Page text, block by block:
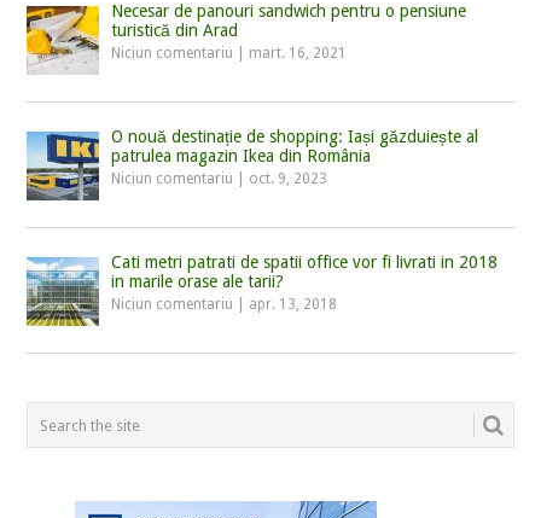
Necesar de panouri sandwich pentru o pensiune
turistică din Arad
Niciun comentariu mart. 16, 2021
O nouă destinație de shopping: Iași găzduiește al
patrulea magazin Ikea din România
Niciun comentariu oct. 9, 2023
Cati metri patrati de spatii office vor fi livrati in 2018
in marile orase ale tarii?
Niciun comentariu apr. 13, 2018